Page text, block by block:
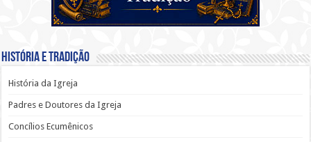
História e Tradição
História da Igreja
Padres e Doutores da Igreja
Concílios Ecumênicos